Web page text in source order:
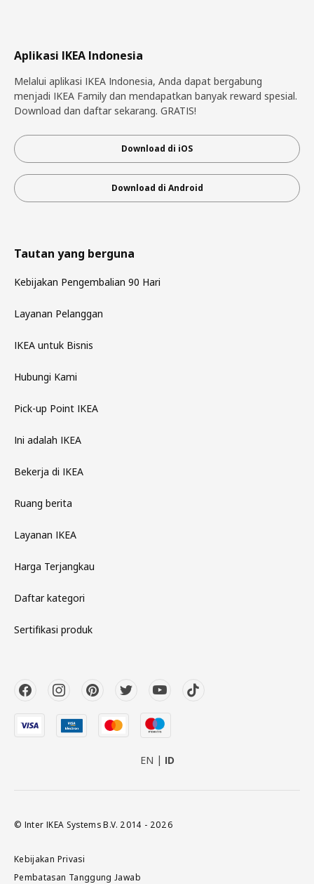
Aplikasi IKEA Indonesia
Melalui aplikasi IKEA Indonesia, Anda dapat bergabung
menjadi IKEA Family dan mendapatkan banyak reward spesial.
Download dan daftar sekarang. GRATIS!
Download di iOS
Download di Android
Tautan yang berguna
Kebijakan Pengembalian 90 Hari
Layanan Pelanggan
IKEA untuk Bisnis
Hubungi Kami
Pick-up Point IKEA
Ini adalah IKEA
Bekerja di IKEA
Ruang berita
Layanan IKEA
Harga Terjangkau
Daftar kategori
Sertifikasi produk
EN ID
© Inter IKEA Systems B.V. 2014 - 2026
Kebijakan Privasi
Pembatasan Tanggung Jawab